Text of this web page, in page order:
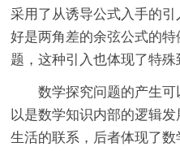
采用了从诱导公式入手的
好是两角差的余弦公式的
题，这种引入也体现了特殊
数学探究问题的产生
以是数学知识内部的逻辑
生活的联系，后者体现了